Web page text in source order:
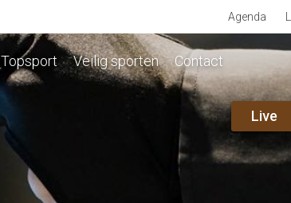
Agenda
Topsport Veilig sporten Contact
Live